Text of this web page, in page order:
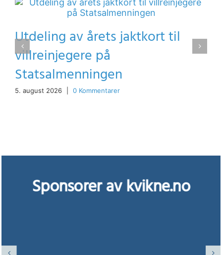
Utdeling av årets jaktkort til
villreinjegere på
Statsalmenningen
5. august 2026 0 Kommentarer
Sponsorer av kvikne.no